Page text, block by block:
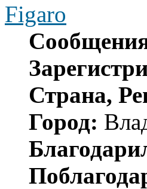
Figaro
Страна,
Город: